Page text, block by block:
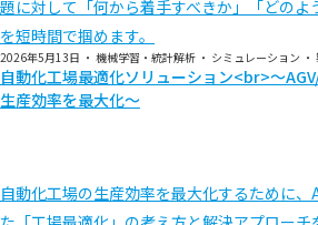
題に対して「何から着手すべきか」「どのよ
を短時間で掴めます。
2026年5月13日 ・ 機械学習・統計解析 ・ シミュレーション ・
自動化工場最適化ソリューション<br>～
生産効率を最大化～
自動化工場の生産効率を最大化するために、